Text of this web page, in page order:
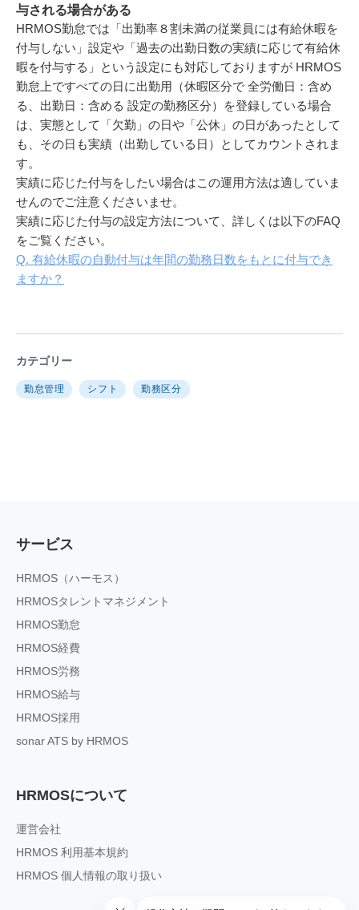
与される場合がある
HRMOS勤怠では「出勤率８割未満の従業員には有給休暇を
付与しない」設定や「過去の出勤日数の実績に応じて有給休
暇を付与する」という設定にも対応しておりますが HRMOS
勤怠上ですべての日に出勤用（休暇区分で 全労働日：含め
る、出勤日：含める 設定の勤務区分）を登録している場合
は、実態として「欠勤」の日や「公休」の日があったとして
も、その日も実績（出勤している日）としてカウントされま
す。
実績に応じた付与をしたい場合はこの運用方法は適していま
せんのでご注意くださいませ。
実績に応じた付与の設定方法について、詳しくは以下のFAQ
をご覧ください。
Q. 有給休暇の自動付与は年間の勤務日数をもとに付与でき
ますか？
カテゴリー
勤怠管理 シフト 勤務区分
サービス
HRMOS（ハーモス）
HRMOSタレントマネジメント
HRMOS勤怠
HRMOS経費
HRMOS労務
HRMOS給与
HRMOS採用
sonar ATS by HRMOS
HRMOSについて
運営会社
HRMOS 利用基本規約
HRMOS 個人情報の取り扱い